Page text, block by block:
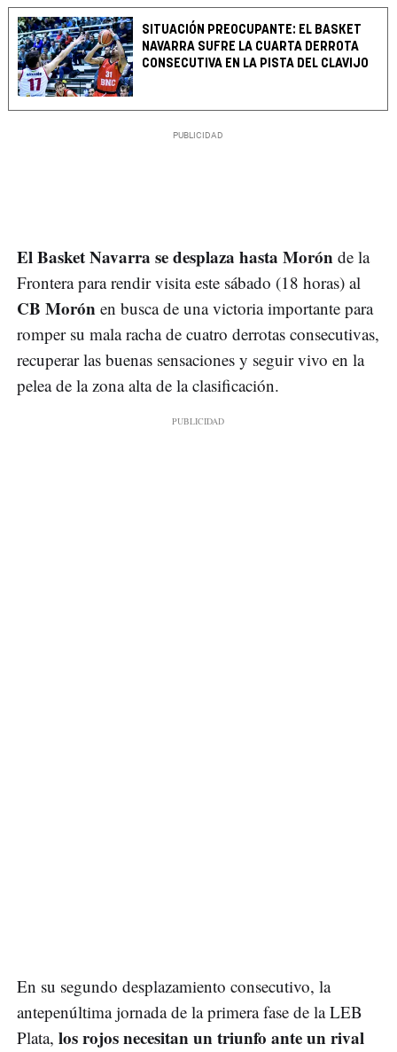
SITUACIÓN PREOCUPANTE: EL BASKET
NAVARRA SUFRE LA CUARTA DERROTA
CONSECUTIVA EN LA PISTA DEL CLAVIJO
El Basket Navarra se desplaza hasta Morón de la
Frontera para rendir visita este sábado (18 horas) al
CB Morón en busca de una victoria importante para
romper su mala racha de cuatro derrotas consecutivas,
recuperar las buenas sensaciones y seguir vivo en la
pelea de la zona alta de la clasificación.
En su segundo desplazamiento consecutivo, la
antepenúltima jornada de la primera fase de la LEB
Plata, los rojos necesitan un triunfo ante un rival